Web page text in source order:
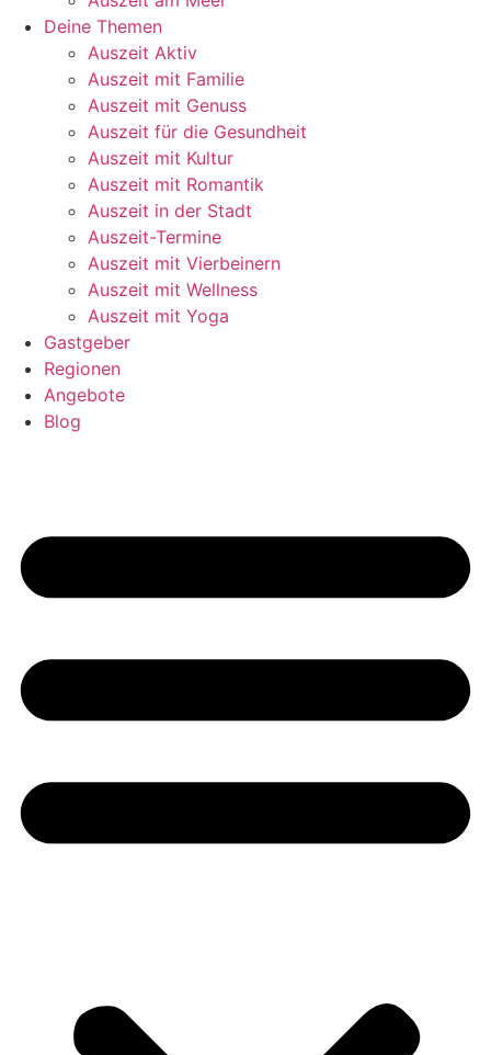
Deine Themen
Auszeit Aktiv
Auszeit mit Familie
Auszeit mit Genuss
Auszeit für die Gesundheit
Auszeit mit Kultur
Auszeit mit Romantik
Auszeit in der Stadt
Auszeit-Termine
Auszeit mit Vierbeinern
Auszeit mit Wellness
Auszeit mit Yoga
Gastgeber
Regionen
Angebote
Blog